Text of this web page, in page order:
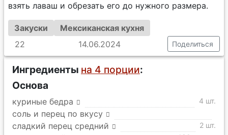
взять лаваш и обрезать его до нужного размера.
Закуски
Мексиканская кухня
22
14.06.2024 Поделиться
Ингредиенты на 4 порции:
Основа
куриные бедра 4 шт.
соль и перец по вкусу
сладкий перец средний
2 шт.